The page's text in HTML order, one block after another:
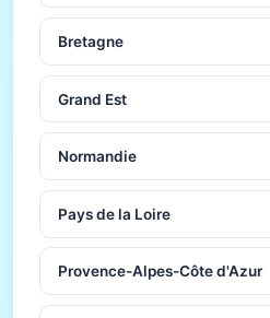
Bretagne
Grand Est
Normandie
Pays de la Loire
Provence-Alpes-Côte d'Azur